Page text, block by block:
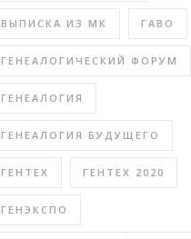
ВЫПИСКА ИЗ МК ГАВО
ГЕНЕАЛОГИЧЕСКИЙ ФОРУМ
ГЕНЕАЛОГИЯ
ГЕНЕАЛОГИЯ БУДУЩЕГО
ГЕНТЕХ ГЕНТЕХ 2020
ГЕНЭКСПО